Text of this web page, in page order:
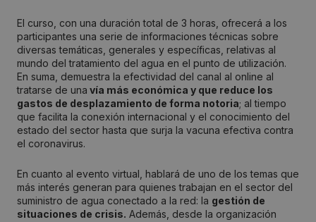
El curso, con una duración total de 3 horas, ofrecerá a los
participantes una serie de informaciones técnicas sobre
diversas temáticas, generales y específicas, relativas al
mundo del tratamiento del agua en el punto de utilización.
En suma, demuestra la efectividad del canal al online al
tratarse de una vía más económica y que reduce los
gastos de desplazamiento de forma notoria; al tiempo
que facilita la conexión internacional y el conocimiento del
estado del sector hasta que surja la vacuna efectiva contra
el coronavirus.
En cuanto al evento virtual, hablará de uno de los temas que
más interés generan para quienes trabajan en el sector del
suministro de agua conectado a la red: la gestión de
situaciones de crisis. Además, desde la organización